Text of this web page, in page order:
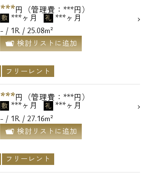
***円（管理費：***円）
敷 ***ヶ月 礼 ***ヶ月
- / 1R / 25.08m²
検討リストに追加
フリーレント
***円（管理費：***円）
敷 ***ヶ月 礼 ***ヶ月
- / 1R / 27.16m²
検討リストに追加
フリーレント